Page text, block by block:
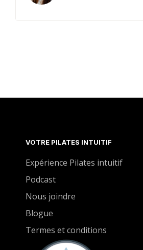
moment à vous accorder dans
VOTRE PILATES INTUITIF
Expérience Pilates intuitif
Podcast
Nous joindre
Blogue
Termes et conditions